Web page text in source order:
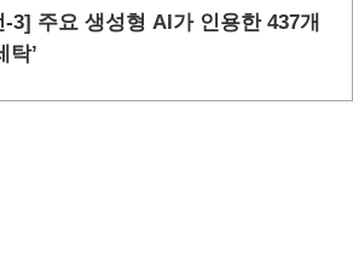
3] 주요 생성형 AI가 인용한 437개
탁’